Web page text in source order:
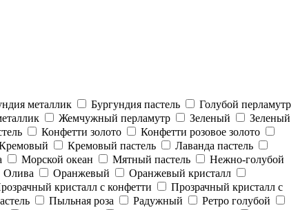
металлик Бургундия пастель
Голубой перламутр
Жемчужный перламутр Зеленый
Зеленый
Конфетти золото
Конфетти розовое золото
Кремовый пастель
Лаванда пастель
Морской океан Мятный пастель
Нежно-голубой
Олива Оранжевый
Оранжевый кристалл
кристалл с конфетти
Прозрачный кристалл с
Пыльная роза Радужный
Ретро голубой